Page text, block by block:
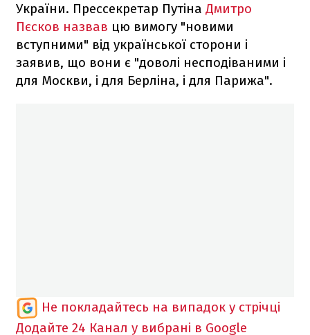
України. Прессекретар Путіна Дмитро
Пєсков назвав цю вимогу "новими
вступними" від української сторони і
заявив, що вони є "доволі несподіваними і
для Москви, і для Берліна, і для Парижа".
Не покладайтесь на випадок у стрічці
Додайте 24 Канал у вибрані в Google